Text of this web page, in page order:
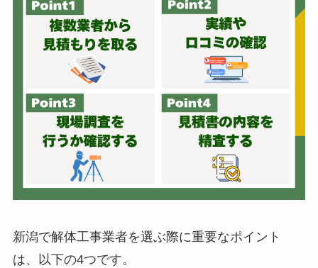
新潟で解体工事業者を選ぶ際に重要なポイント
は、以下の4つです。